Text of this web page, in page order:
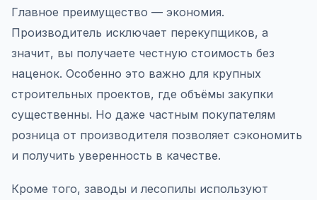
Главное преимущество — экономия.
Производитель исключает перекупщиков, а
значит, вы получаете честную стоимость без
наценок. Особенно это важно для крупных
строительных проектов, где объёмы закупки
существенны. Но даже частным покупателям
розница от производителя позволяет сэкономить
и получить уверенность в качестве.
Кроме того, заводы и лесопилы используют